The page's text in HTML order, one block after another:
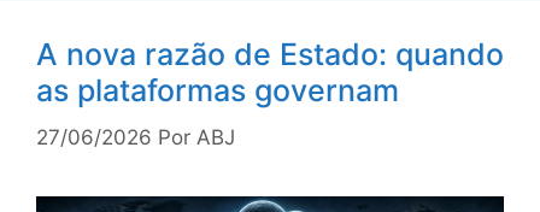
A nova razão de Estado: quando
as plataformas governam
27/06/2026 Por ABJ